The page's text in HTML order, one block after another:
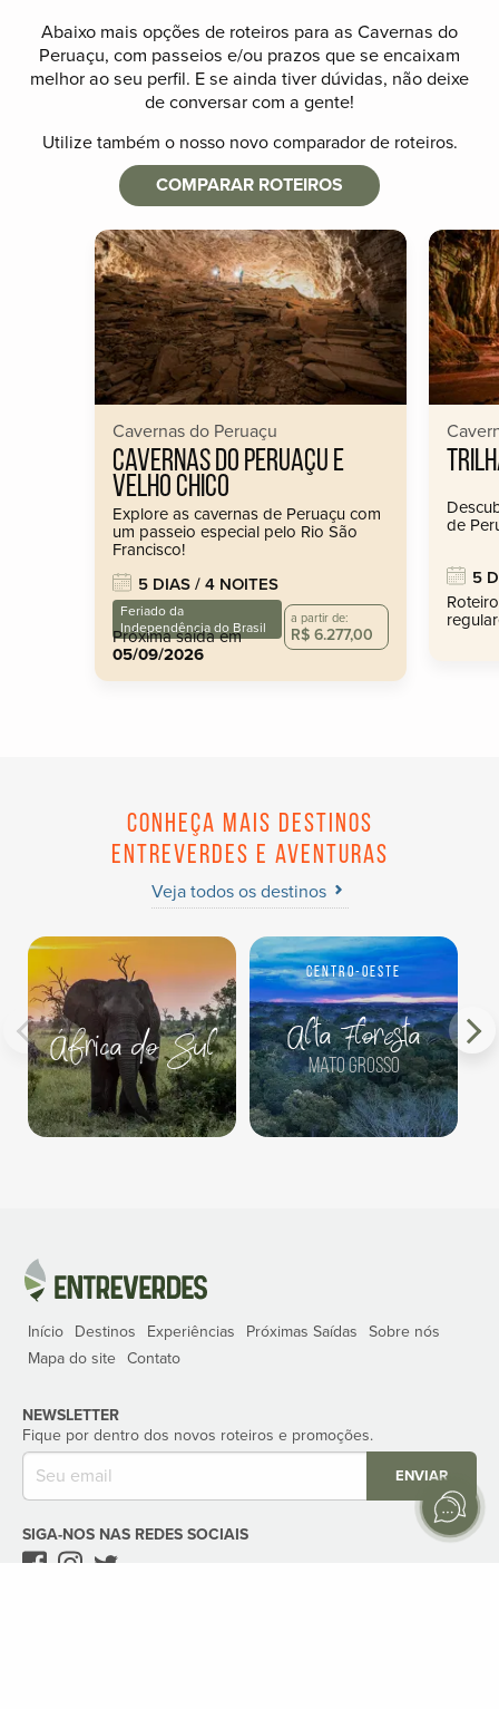
Abaixo mais opções de roteiros para as Cavernas do
Peruaçu, com passeios e/ou prazos que se encaixam
melhor ao seu perfil. E se ainda tiver dúvidas, não deixe
de conversar com a gente!
Utilize também o nosso novo comparador de roteiros.
COMPARAR ROTEIROS
Cavernas do Peruaçu
CAVERNAS DO PERUAÇU E
VELHO CHICO
Explore as cavernas de Peruaçu com
um passeio especial pelo Rio São
Francisco!
5 DIAS / 4 NOITES
Feriado da
Independência do Brasil
Próxima saída em
05/09/2026
a partir de:
R$ 6.277,00
de
5
Conheça mais destinos
Entreverdes e aventuras
Veja todos os destinos
África do Sul
Centro-Oeste
Alta Floresta
Mato Grosso
Início Destinos Experiências Próximas Saídas Sobre nós
Mapa do site Contato
NEWSLETTER
Fique por dentro dos novos roteiros e promoções.
ENVIAR
SIGA-NOS NAS REDES SOCIAIS